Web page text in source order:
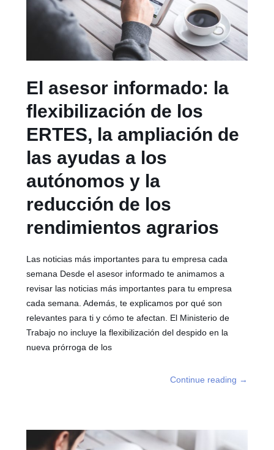
El asesor informado: la
flexibilización de los
ERTES, la ampliación de
las ayudas a los
autónomos y la
reducción de los
rendimientos agrarios
Las noticias más importantes para tu empresa cada
semana Desde el asesor informado te animamos a
revisar las noticias más importantes para tu empresa
cada semana. Además, te explicamos por qué son
relevantes para ti y cómo te afectan. El Ministerio de
Trabajo no incluye la flexibilización del despido en la
nueva prórroga de los
Continue reading →